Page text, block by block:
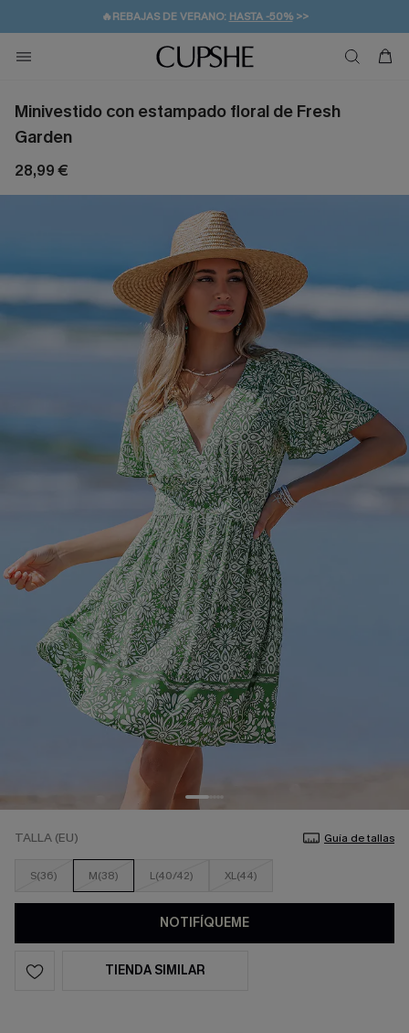
👒PROMOCIÓN DE VERANO:-10% EN 2 VESTIDOS
💌¡SUSCRIBIRSE & GANAR -10% EXTRA!
🚚ENVÍO GRATUITO A PARTIR DE 49 € >>
Minivestido con estampado floral de Fresh
Garden
28,99 €
TALLA (EU) Guía de tallas
S(36) M(38) L(40/42) XL(44)
NOTIFÍQUEME
TIENDA SIMILAR